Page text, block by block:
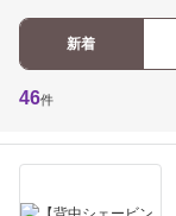
新着
46件